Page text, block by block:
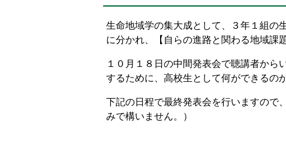
置：
生命地域学の集大成として、３年１組の
に分かれ、【自らの進路と関わる地域課
１０月１８日の中間発表会で聴講者から
するために、高校生として何ができるの
下記の日程で最終発表会を行いますので
みで構いません。）